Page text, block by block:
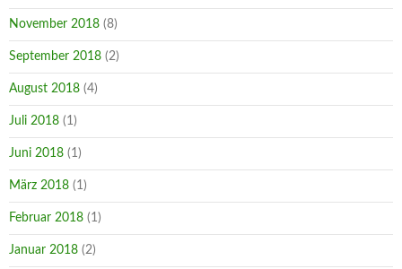
November 2018 (8)
September 2018 (2)
August 2018 (4)
Juli 2018 (1)
Juni 2018 (1)
März 2018 (1)
Februar 2018 (1)
Januar 2018 (2)